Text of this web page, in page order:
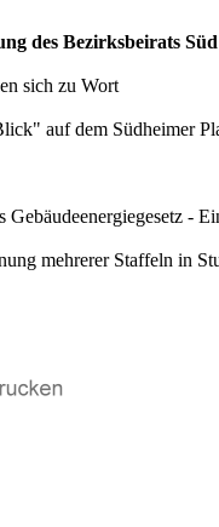
des Bezirksbeirats
sich zu Wort
auf dem Südheimer
Gebäudeenergiegesetz
mehrerer Staffeln in